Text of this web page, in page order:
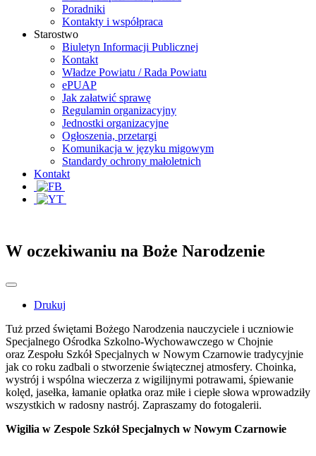
Poradniki
Kontakty i współpraca
Starostwo
Biuletyn Informacji Publicznej
Kontakt
Władze Powiatu / Rada Powiatu
ePUAP
Jak załatwić sprawę
Regulamin organizacyjny
Jednostki organizacyjne
Ogłoszenia, przetargi
Komunikacja w języku migowym
Standardy ochrony małoletnich
Kontakt
W oczekiwaniu na Boże Narodzenie
Drukuj
Tuż przed świętami Bożego Narodzenia nauczyciele i uczniowie
Specjalnego Ośrodka Szkolno-Wychowawczego w Chojnie
oraz Zespołu Szkół Specjalnych w Nowym Czarnowie tradycyjnie
jak co roku zadbali o stworzenie świątecznej atmosfery. Choinka,
wystrój i wspólna wieczerza z wigilijnymi potrawami, śpiewanie
kolęd, jasełka, łamanie opłatka oraz miłe i ciepłe słowa wprowadziły
wszystkich w radosny nastrój. Zapraszamy do fotogalerii.
Wigilia w Zespole Szkół Specjalnych w Nowym Czarnowie